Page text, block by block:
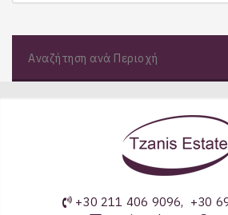
Αναζήτηση ανά Περιοχή
+30 211 406 9096, +30